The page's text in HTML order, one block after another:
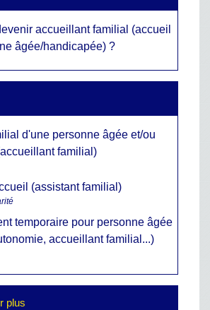
accueillant familial (accueil
âgée/handicapée) ?
d'une personne âgée et/ou
familial)
(assistant familial)
temporaire pour personne âgée
accueillant familial...)
plus